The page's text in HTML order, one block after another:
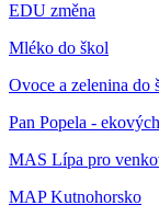
EDU změna
Mléko do škol
Ovoce a zelenina do
Pan Popela -
MAS Lípa pro
MAP Kutnohorsko